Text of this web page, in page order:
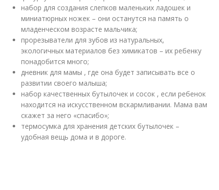
набор для создания слепков маленьких ладошек и
миниатюрных ножек – они останутся на память о
младенческом возрасте мальчика;
прорезыватели для зубов из натуральных,
экологичных материалов без химикатов – их ребенку
понадобится много;
дневник для мамы , где она будет записывать все о
развитии своего малыша;
набор качественных бутылочек и сосок , если ребенок
находится на искусственном вскармливании. Мама вам
скажет за него «спасибо»;
термосумка для хранения детских бутылочек –
удобная вещь дома и в дороге.